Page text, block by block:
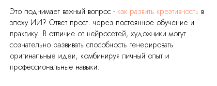
Это поднимает важный вопрос - как развить креативность в
эпоху ИИ? Ответ прост: через постоянное обучение и
практику. В отличие от нейросетей, художники могут
сознательно развивать способность генерировать
оригинальные идеи, комбинируя личный опыт и
профессиональные навыки.